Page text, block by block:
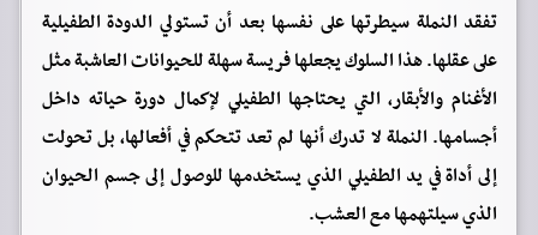
تفقد النملة سيطرتها على نفسها بعد أن تستولي الدودة الطفيلية
على عقلها. هذا السلوك يجعلها فريسة سهلة للحيوانات العاشبة مثل
الأغنام والأبقار، التي يحتاجها الطفيلي لإكمال دورة حياته داخل
أجسامها. النملة لا تدرك أنها لم تعد تتحكم في أفعالها، بل تحولت
إلى أداة في يد الطفيلي الذي يستخدمها للوصول إلى جسم الحيوان
الذي سيلتهمها مع العشب.